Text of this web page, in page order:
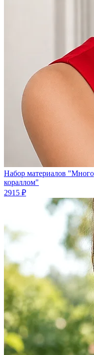
Набор материалов
кораллом"
2915 ₽